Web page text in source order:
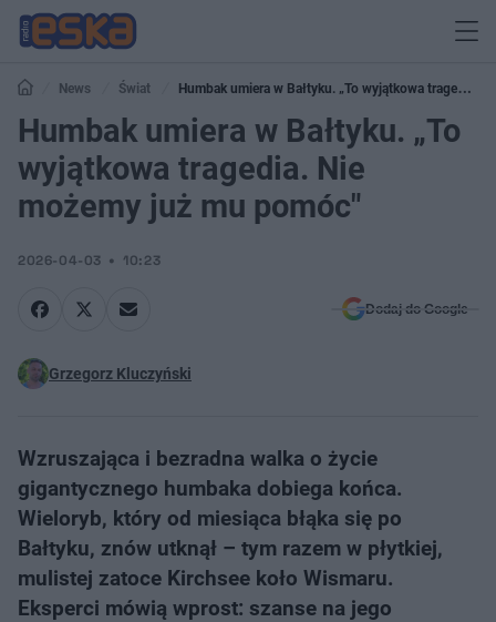
News Świat
Humbak umiera w Bałtyku. „To wyjątkowa tragedia.
Nie możemy już mu pomóc"
Humbak umiera w Bałtyku. „To
wyjątkowa tragedia. Nie
możemy już mu pomóc"
2026-04-03 10:23
Dodaj do Google
Grzegorz Kluczyński
Wzruszająca i bezradna walka o życie
gigantycznego humbaka dobiega końca.
Wieloryb, który od miesiąca błąka się po
Bałtyku, znów utknął – tym razem w płytkiej,
mulistej zatoce Kirchsee koło Wismaru.
Eksperci mówią wprost: szanse na jego